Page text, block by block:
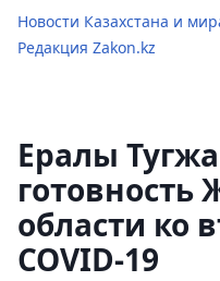
Новости Казахстана и
Редакция Zakon.kz
Ералы
области ко
COVID-19